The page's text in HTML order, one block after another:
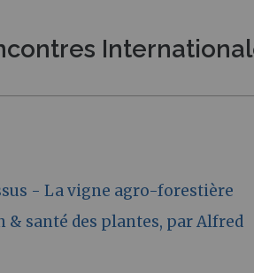
- La vigne agro-forestière
santé des plantes, par Alfred